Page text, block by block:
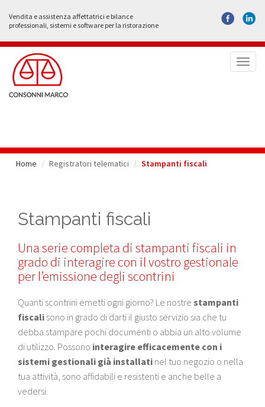
Vendita e assistenza affettatrici e bilance
professionali, sistemi e software per la ristorazione
Home Registratori telematici Stampanti fiscali
Stampanti fiscali
Una serie completa di stampanti fiscali in
grado di interagire con il vostro gestionale
per l’emissione degli scontrini
Quanti scontrini emetti ogni giorno? Le nostre stampanti
fiscali sono in grado di darti il giusto servizio sia che tu
debba stampare pochi documenti o abbia un alto volume
di utilizzo. Possono interagire efficacemente con i
sistemi gestionali già installati nel tuo negozio o nella
tua attività, sono affidabili e resistenti e anche belle a
vedersi.